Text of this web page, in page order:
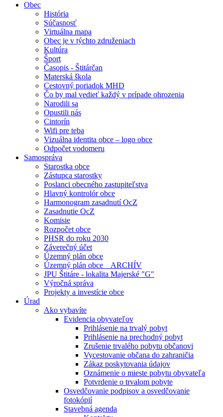
Obec
História
Súčasnosť
Virtuálna mapa
Obec je v týchto združeniach
Kultúra
Šport
Časopis - Štitárčan
Materská škola
Cestovný poriadok MHD
Čo by mal vedieť každý v prípade ohrozenia
Narodili sa
Opustili nás
Cintorín
Wifi pre teba
Vizuálna identita obce – logo obce
Odpočet vodomeru
Samospráva
Starostka obce
Zástupca starostky
Poslanci obecného zastupiteľstva
Hlavný kontrolór obce
Harmonogram zasadnutí OcZ
Zasadnutie OcZ
Komisie
Rozpočet obce
PHSR do roku 2030
Záverečný účet
Územný plán obce
Územný plán obce _ ARCHÍV
JPU Štitáre - lokalita Majerské "G"
Výročná správa
Projekty a investície obce
Úrad
Ako vybavíte
Evidencia obyvateľov
Prihlásenie na trvalý pobyt
Prihlásenie na prechodný pobyt
Zrušenie trvalého pobytu občanovi
Vycestovanie občana do zahraničia
Zákaz poskytovania údajov
Oznámenie o mieste pobytu obyvateľa
Potvrdenie o trvalom pobyte
Osvedčovanie podpisov a osvedčovanie
fotokópií
Stavebná agenda